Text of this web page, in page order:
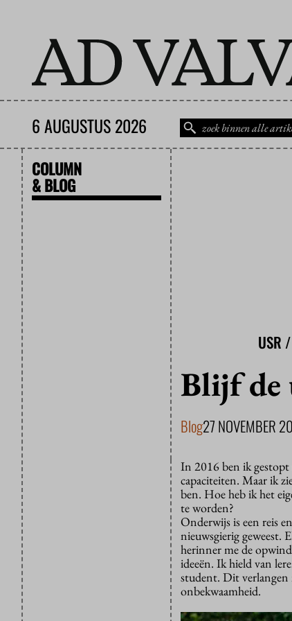
6 AUGUSTUS 2026
COLUMN
& BLOG
USR
Blijf de
Blog27 NOVEMBER
In 2016 ben ik
capaciteiten. Maar ik
ben. Hoe heb ik het
te worden?
Onderwijs is een reis
nieuwsgierig geweest.
herinner me de
ideeën. Ik hield van
student. Dit verlangen
onbekwaamheid.